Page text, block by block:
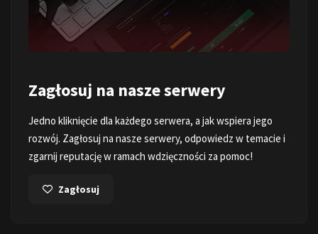
Zagłosuj na nasze serwery
Jedno kliknięcie dla każdego serwera, a jak wspiera jego
rozwój. Zagłosuj na nasze serwery, odpowiedz w temacie i
zgarnij reputację w ramach wdzięczności za pomoc!
Zagłosuj